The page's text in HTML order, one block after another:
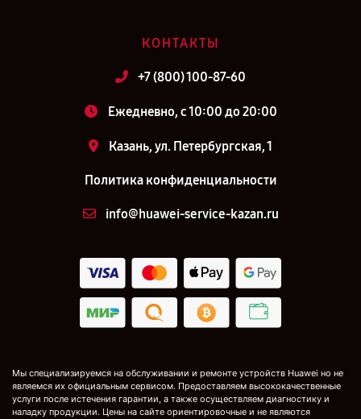
КОНТАКТЫ
+7 (800) 100-87-60
Ежедневно, с 10:00 до 20:00
Казань, ул. Петербургская, 1
Политика конфиденциальности
info@huawei-service-kazan.ru
Мы специализируемся на обслуживании и ремонте устройств Huawei но не
являемся их официальным сервисом. Предоставляем высококачественные
услуги после истечения гарантии, а также осуществляем диагностику и
наладку продукции. Цены на сайте ориентировочные и не являются